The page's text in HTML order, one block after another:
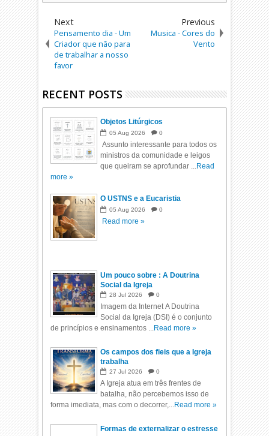
Next
Pensamento dia - Um
Criador que não para
de trabalhar a nosso
favor
Previous
Musica - Cores do
Vento
RECENT POSTS
Objetos Litúrgicos
05 Aug 2026 0
Assunto interessante para todos os
ministros da comunidade e leigos
que queiram se aprofundar ...Read
more »
O USTNS e a Eucaristia
05 Aug 2026 0
Read more »
Um pouco sobre : A Doutrina
Social da Igreja
28 Jul 2026 0
Imagem da Internet A Doutrina
Social da Igreja (DSI) é o conjunto
de princípios e ensinamentos ...Read more »
Os campos dos fieis que a Igreja
trabalha
27 Jul 2026 0
A Igreja atua em três frentes de
batalha, não percebemos isso de
forma imediata, mas com o decorrer,...Read more »
Formas de externalizar o estresse